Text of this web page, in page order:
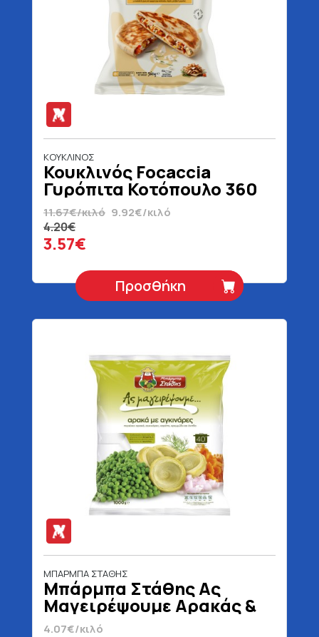
ΚΟΥΚΛΙΝΟΣ
Κουκλινός Focaccia
Γυρόπιτα Κοτόπουλο 360
gr
11.67€/κιλό 9.92€/κιλό
4.20€
3.57€
Προσθήκη
ΜΠΑΡΜΠΑ ΣΤΑΘΗΣ
Μπάρμπα Στάθης Ας
Μαγειρέψουμε Αρακάς &
Αγκινάρες 1000 gr
4.07€/κιλό